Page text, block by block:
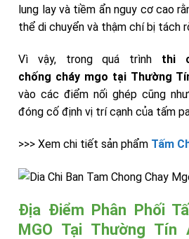
lung lay và tiềm ẩn nguy cơ cao
thể di chuyển và thậm chí bị tách
Vì vậy, trong quá trình thi
chống cháy mgo tại Thường
vào các điểm nối ghép cũng
đóng cố định vị trí cạnh của tấm
>>> Xem chi tiết sản phẩm Tấm
Địa Điểm Phân Phối
MGO Tại Thường Tín